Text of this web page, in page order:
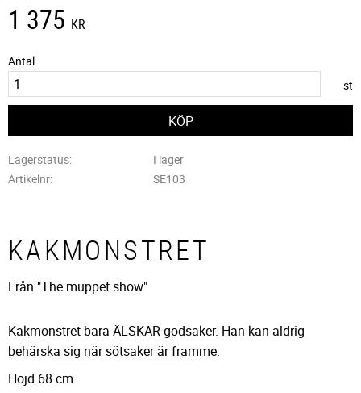
1 375 KR
Antal
st
Lagerstatus
I lager
Artikelnr
SE103
KAKMONSTRET
Från "The muppet show"
Kakmonstret bara ÄLSKAR godsaker. Han kan aldrig
behärska sig när sötsaker är framme.
Höjd 68 cm